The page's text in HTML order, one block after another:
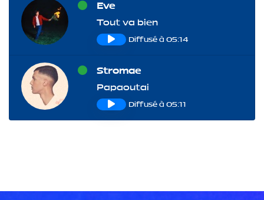
Eve
Tout va bien
Diffusé à 05:14
Stromae
Papaoutai
Diffusé à 05:11